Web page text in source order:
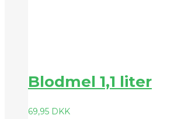
Blodmel 1,1 liter
69,95 DKK